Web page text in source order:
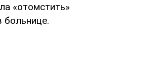
«отомстить»
больнице.